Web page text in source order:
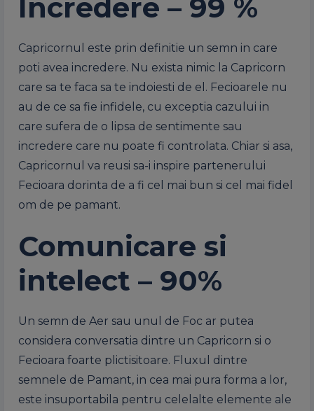
Incredere – 99 %
Capricornul este prin definitie un semn in care
poti avea incredere. Nu exista nimic la Capricorn
care sa te faca sa te indoiesti de el. Fecioarele nu
au de ce sa fie infidele, cu exceptia cazului in
care sufera de o lipsa de sentimente sau
incredere care nu poate fi controlata. Chiar si asa,
Capricornul va reusi sa-i inspire partenerului
Fecioara dorinta de a fi cel mai bun si cel mai fidel
om de pe pamant.
Comunicare si
intelect – 90%
Un semn de Aer sau unul de Foc ar putea
considera conversatia dintre un Capricorn si o
Fecioara foarte plictisitoare. Fluxul dintre
semnele de Pamant, in cea mai pura forma a lor,
este insuportabila pentru celelalte elemente ale